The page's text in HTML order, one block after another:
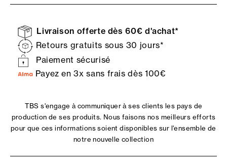
Livraison offerte dès 60€ d'achat*
Retours gratuits sous 30 jours*
Paiement sécurisé
Payez en 3x sans frais dès 100€
TBS s'engage à communiquer à ses clients les pays de
production de ses produits. Nous faisons nos meilleurs efforts
pour que ces informations soient disponibles sur l'ensemble de
notre nouvelle collection